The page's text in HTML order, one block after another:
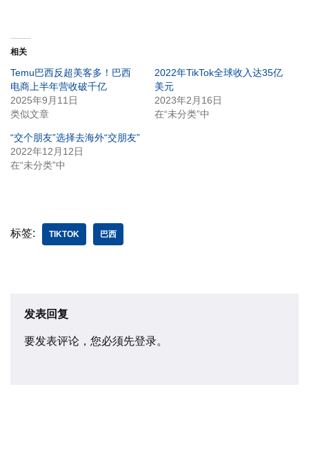
相关
Temu巴西反超美客多！巴西
电商上半年营收破千亿
2025年9月11日
类似文章
2022年TikTok全球收入达35亿
美元
2023年2月16日
在“未分类”中
“交个朋友”选择去海外“交朋友”
2022年12月12日
在“未分类”中
标签: TIKTOK 巴西
发表回复
要发表评论，您必须先登录。